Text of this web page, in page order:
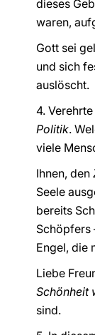
dieses
waren,
Gott sei
und sich
auslöscht.
4.
Politik.
viele
Ihnen, den
Seele
bereits
Schöpfers
Engel, die
Liebe
Schönheit
sind.